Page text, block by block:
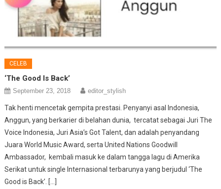
CELEB
‘The Good Is Back’
September 23, 2018 editor_stylish
Tak henti mencetak gempita prestasi. Penyanyi asal Indonesia,
Anggun, yang berkarier di belahan dunia, tercatat sebagai Juri The
Voice Indonesia, Juri Asia’s Got Talent, dan adalah penyandang
Juara World Music Award, serta United Nations Goodwill
Ambassador, kembali masuk ke dalam tangga lagu di Amerika
Serikat untuk single Internasional terbarunya yang berjudul ‘The
Good is Back’. […]